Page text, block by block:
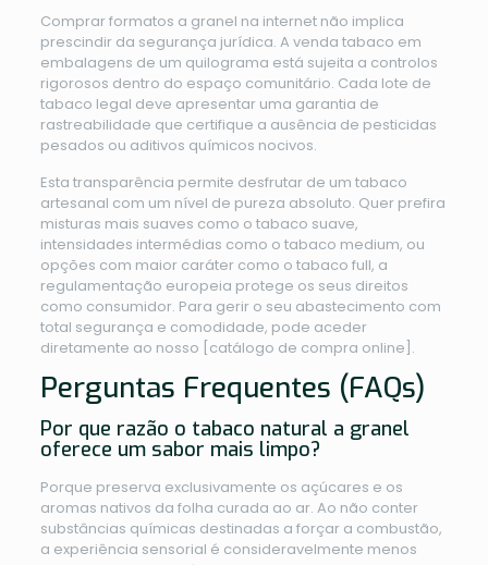
Comprar formatos a granel na internet não implica
prescindir da segurança jurídica. A venda tabaco em
embalagens de um quilograma está sujeita a controlos
rigorosos dentro do espaço comunitário. Cada lote de
tabaco legal deve apresentar uma garantia de
rastreabilidade que certifique a ausência de pesticidas
pesados ou aditivos químicos nocivos.
Esta transparência permite desfrutar de um tabaco
artesanal com um nível de pureza absoluto. Quer prefira
misturas mais suaves como o tabaco suave,
intensidades intermédias como o tabaco medium, ou
opções com maior caráter como o tabaco full, a
regulamentação europeia protege os seus direitos
como consumidor. Para gerir o seu abastecimento com
total segurança e comodidade, pode aceder
diretamente ao nosso [catálogo de compra online].
Perguntas Frequentes (FAQs)
Por que razão o tabaco natural a granel
oferece um sabor mais limpo?
Porque preserva exclusivamente os açúcares e os
aromas nativos da folha curada ao ar. Ao não conter
substâncias químicas destinadas a forçar a combustão,
a experiência sensorial é consideravelmente menos